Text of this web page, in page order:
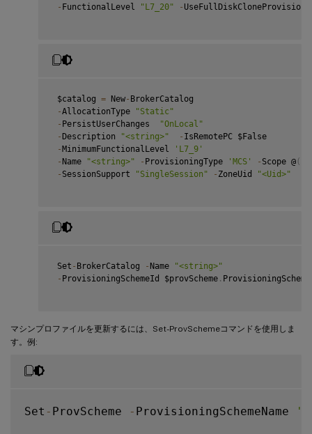
- FunctionalLevel "L7_20" -
$catalog = New- BrokerCatalog
-AllocationType
"Static"
- PersistUserChanges
"OnLocal"
-Description "<string>" - IsRemotePC $False
-MinimumFunctionalLevel
'L7_9'
- Name "<string>" - ProvisioningType 'MCS' - Scope @ (
- SessionSupport "SingleSession" - ZoneUid "<Uid>"
Set - BrokerCatalog - Name
"<string>"
- ProvisioningSchemeId $provScheme .
マシンプロファイルを更新するには、Set-ProvSchemeコマンドを使用しま
す。例:
Set - ProvScheme - ProvisioningSchemeName